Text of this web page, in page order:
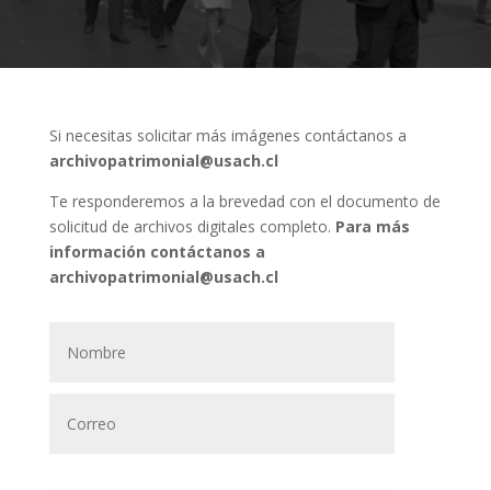
Si necesitas solicitar más imágenes contáctanos a
archivopatrimonial@usach.cl
Te responderemos a la brevedad con el documento de
solicitud de archivos digitales completo. Para más
información contáctanos a
archivopatrimonial@usach.cl